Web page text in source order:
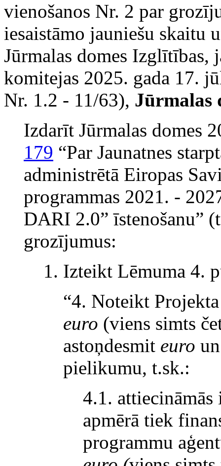
vienošanos Nr. 2 par
iesaistāmo jauniešu skaitu
Jūrmalas domes Izglītības,
komitejas 2025. gada 17.
Nr. 1.2 - 11/63), Jūrmalas
Izdarīt Jūrmalas domes
179 “Par Jaunatnes
administrētā Eiropas
programmas 2021. -
DARI 2.0” īstenošanu”
grozījumus:
1. Izteikt Lēmuma 4.
“4. Noteikt
euro (viens simts
astoņdesmit euro
pielikumu, t.sk.:
4.1. attiecināmās
apmērā tiek
programmu